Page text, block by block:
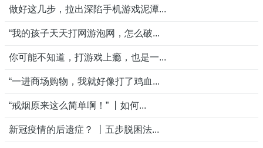
做好这几步，拉出深陷手机游戏泥潭...
“我的孩子天天打网游泡网，怎么破...
你可能不知道，打游戏上瘾，也是一...
“一进商场购物，我就好像打了鸡血...
“戒烟原来这么简单啊！” 丨如何...
新冠疫情的后遗症？ 丨五步脱困法...